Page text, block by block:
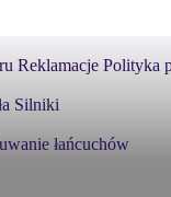
Reklamacje Polityka
Silniki
łańcuchów